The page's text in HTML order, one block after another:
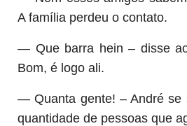
A família perdeu o contato.
— Que barra hein – disse
Bom, é logo ali.
— Quanta gente! – André se
quantidade de pessoas que